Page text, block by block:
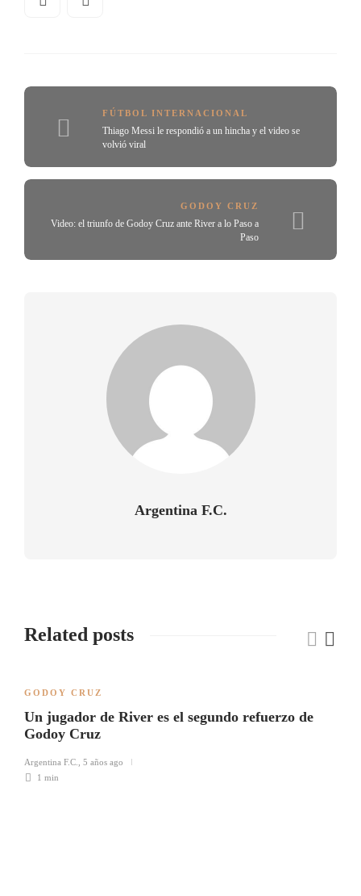
FÚTBOL INTERNACIONAL
Thiago Messi le respondió a un hincha y el video se
volvió viral
GODOY CRUZ
Video: el triunfo de Godoy Cruz ante River a lo Paso a
Paso
Argentina F.C.
Related posts
GODOY CRUZ
Un jugador de River es el segundo refuerzo de
Godoy Cruz
Argentina F.C.
5 años ago
1 min